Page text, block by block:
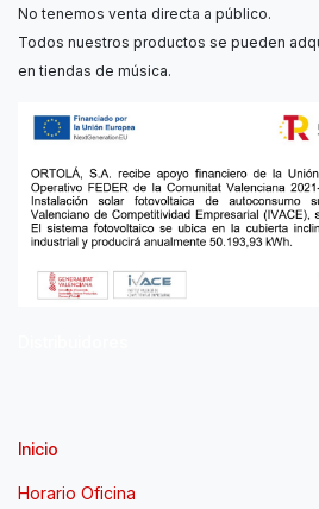
No tenemos venta directa a público.
Todos nuestros productos se pueden
en tiendas de música.
Inicio
Horario Oficina